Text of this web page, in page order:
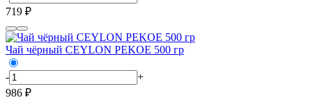
719 ₽
Чай чёрный CEYLON PEKOE 500 гр
-
+
986 ₽